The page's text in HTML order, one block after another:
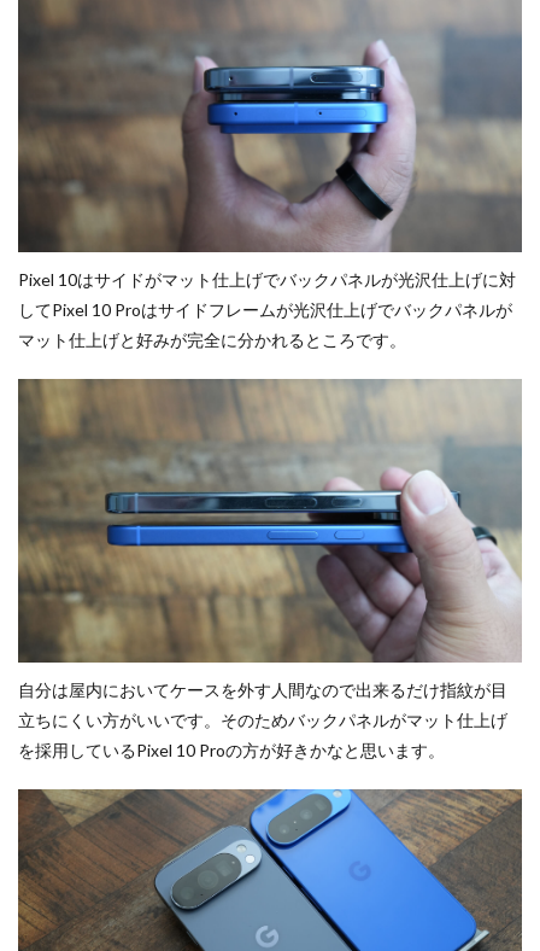
Pixel 10はサイドがマット仕上げでバックパネルが光沢仕上げに対
してPixel 10 Proはサイドフレームが光沢仕上げでバックパネルが
マット仕上げと好みが完全に分かれるところです。
自分は屋内においてケースを外す人間なので出来るだけ指紋が目
立ちにくい方がいいです。そのためバックパネルがマット仕上げ
を採用しているPixel 10 Proの方が好きかなと思います。